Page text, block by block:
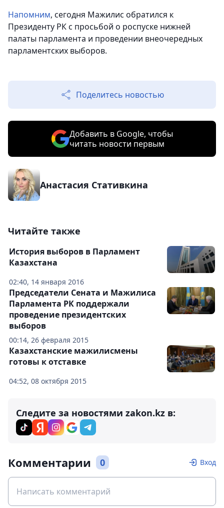
Напомним, сегодня Мажилис обратился к
Президенту РК с просьбой о роспуске нижней
палаты парламента и проведении внеочередных
парламентских выборов.
Поделитесь новостью
Добавить в Google, чтобы
читать новости первым
Анастасия Стативкина
Читайте также
02:40, 14 января 2016
История выборов в Парламент
Казахстана
00:14, 26 февраля 2015
Председатели Сената и Мажилиса
Парламента РК поддержали
проведение президентских
выборов
04:52, 08 октября 2015
Казахстанские мажилисмены
готовы к отставке
Следите за новостями zakon.kz в:
Комментарии 0 Вход